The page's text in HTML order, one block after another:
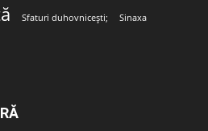
Sfaturi duhovnicești; Sinaxa